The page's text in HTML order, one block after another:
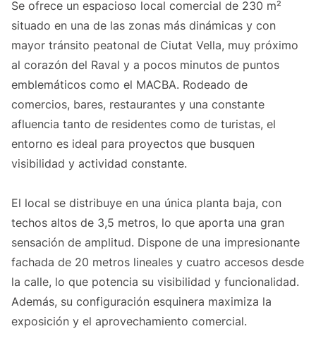
Se ofrece un espacioso local comercial de 230 m²
situado en una de las zonas más dinámicas y con
mayor tránsito peatonal de Ciutat Vella, muy próximo
al corazón del Raval y a pocos minutos de puntos
emblemáticos como el MACBA. Rodeado de
comercios, bares, restaurantes y una constante
afluencia tanto de residentes como de turistas, el
entorno es ideal para proyectos que busquen
visibilidad y actividad constante.
El local se distribuye en una única planta baja, con
techos altos de 3,5 metros, lo que aporta una gran
sensación de amplitud. Dispone de una impresionante
fachada de 20 metros lineales y cuatro accesos desde
la calle, lo que potencia su visibilidad y funcionalidad.
Además, su configuración esquinera maximiza la
exposición y el aprovechamiento comercial.